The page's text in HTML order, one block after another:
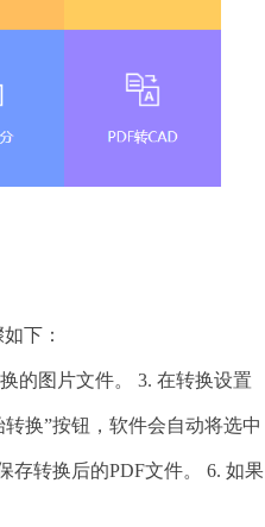
下：
的图片文件。 3. 在转换设置
换”按钮，软件会自动将选中
存转换后的PDF文件。 6. 如果